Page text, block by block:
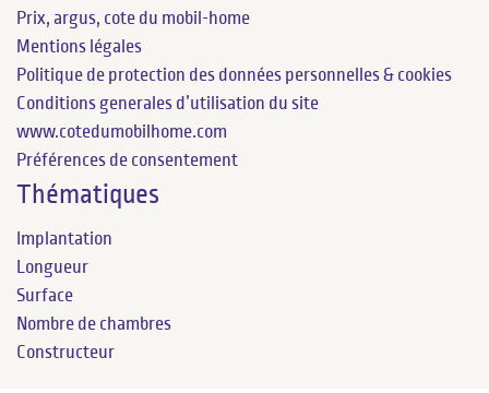
Prix, argus, cote du mobil-home
Mentions légales
Politique de protection des données personnelles & cookies
Conditions generales d’utilisation du site
www.cotedumobilhome.com
Préférences de consentement
Thématiques
Implantation
Longueur
Surface
Nombre de chambres
Constructeur